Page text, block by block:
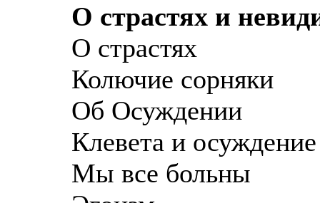
О страстях и
О страстях
Колючие сорняки
Об Осуждении
Клевета и осуждение
Мы все больны